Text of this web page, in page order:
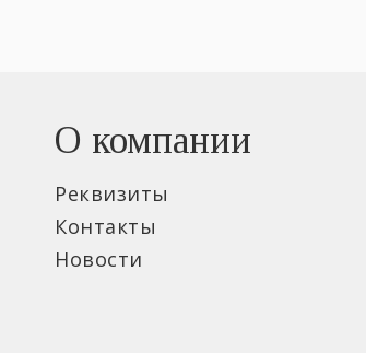
О компании
Реквизиты
Контакты
Новости